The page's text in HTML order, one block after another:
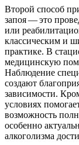
Второй способ
запоя — это
или
классическим и
практике. В
медицинскую
Наблюдение
создают
зависимости.
условиях
возможность
особенно
алкоголизма